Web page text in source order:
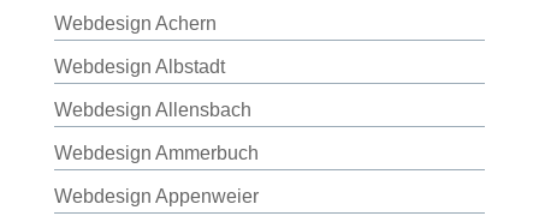
Webdesign Achern
Webdesign Albstadt
Webdesign Allensbach
Webdesign Ammerbuch
Webdesign Appenweier